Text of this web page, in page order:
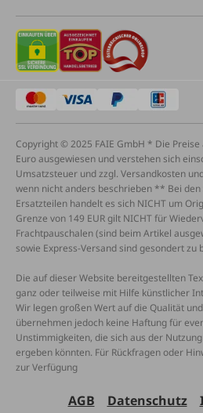
Copyright © 2025 FAIE GmbH * Die
Euro ausgewiesen und verstehen sich
Umsatzsteuer und zzgl. Versandkosten
wenn nicht anders beschrieben ** Bei
Ersatzteilen handelt es sich NICHT um
Grenze von 149 EUR gilt NICHT für
Frachtpauschalen (sind beim Artikel
sowie Express-Versand sind gesondert zu
Die auf dieser Website bereitgestellten
ganz oder teilweise mit Hilfe künstlicher
Wir legen großen Wert auf die Qualität
übernehmen jedoch keine Haftung für
Unstimmigkeiten, die sich aus der
ergeben könnten. Für Rückfragen oder
zur Verfügung
AGB Datenschutz